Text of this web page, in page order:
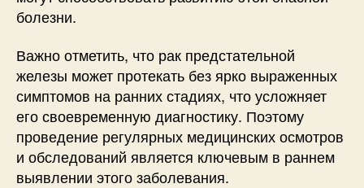
болезни.
Важно отметить, что рак предстательной
железы может протекать без ярко выраженных
симптомов на ранних стадиях, что усложняет
его своевременную диагностику. Поэтому
проведение регулярных медицинских осмотров
и обследований является ключевым в раннем
выявлении этого заболевания.